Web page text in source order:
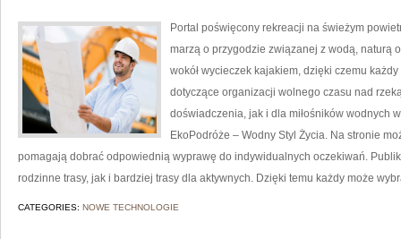
Portal poświęcony rekreacji na świeżym
marzą o przygodzie związanej z wodą, naturą
wokół wycieczek kajakiem, dzięki czemu
dotyczące organizacji wolnego czasu nad
doświadczenia, jak i dla miłośników wodnych
EkoPodróże – Wodny Styl Życia. Na stronie
pomagają dobrać odpowiednią wyprawę do indywidualnych oczekiwań.
rodzinne trasy, jak i bardziej trasy dla aktywnych. Dzięki temu każdy może
CATEGORIES: NOWE TECHNOLOGIE